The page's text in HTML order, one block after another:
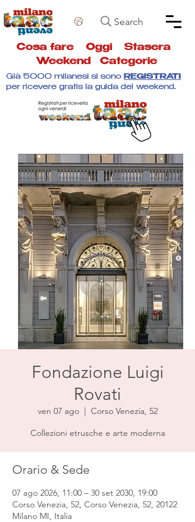
Search
Cosa fare Oggi Stasera
Weekend
Categorie
Già 5000 milanesi si sono REGISTRATI
per ricevere gratis la guida del weekend.
Fondazione Luigi
Rovati
ven 07 ago
  |
Corso Venezia, 52
Collezioni etrusche e arte moderna
Orario & Sede
07 ago 2026, 11:00 – 30 set 2030, 19:00
Corso Venezia, 52, Corso Venezia, 52, 20122
Milano MI, Italia